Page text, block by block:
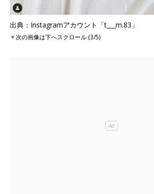
出典：Instagramアカウント「t___m.83」
▼次の画像は下へスクロール (3/5)